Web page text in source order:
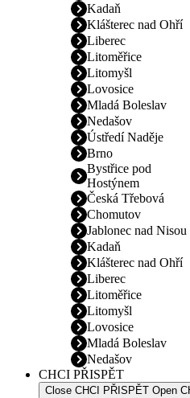
Kadaň
Klášterec nad Ohří
Liberec
Litoměřice
Litomyšl
Lovosice
Mladá Boleslav
Nedašov
Ústředí Naděje
Brno
Bystřice pod
Hostýnem
Česká Třebová
Chomutov
Jablonec nad Nisou
Kadaň
Klášterec nad Ohří
Liberec
Litoměřice
Litomyšl
Lovosice
Mladá Boleslav
Nedašov
CHCI PŘISPĚT
Close CHCI PŘISPĚT Open